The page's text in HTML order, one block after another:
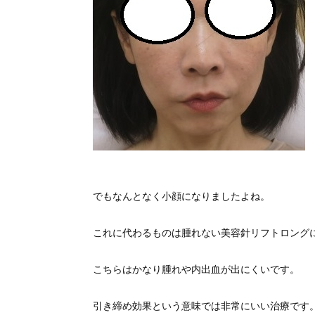
でもなんとなく小顔になりましたよね。
これに代わるものは腫れない美容針リフトロング
こちらはかなり腫れや内出血が出にくいです。
引き締め効果という意味では非常にいい治療です。